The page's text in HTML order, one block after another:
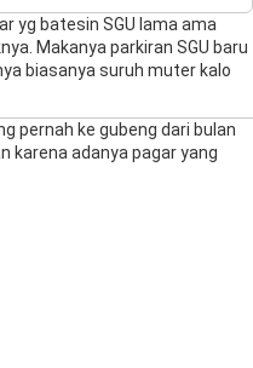
yg batesin SGU lama ama
Makanya parkiran SGU baru
biasanya suruh muter kalo
pernah ke gubeng dari bulan
karena adanya pagar yang